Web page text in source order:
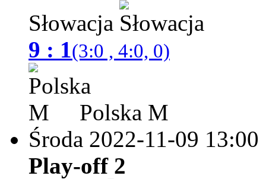
Słowacja
9 : 1(3:0 , 4:0, 0)
Polska M
Środa 2022-11-09 13:00
Play-off 2